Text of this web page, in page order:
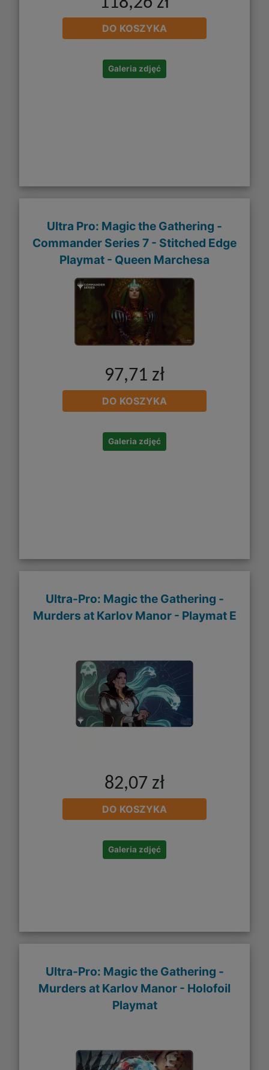
DO KOSZYKA
Galeria zdjęć
Ultra Pro: Magic the Gathering -
Commander Series 7 - Stitched Edge
Playmat - Queen Marchesa
97,71 zł
DO KOSZYKA
Galeria zdjęć
Ultra-Pro: Magic the Gathering -
Murders at Karlov Manor - Playmat E
82,07 zł
DO KOSZYKA
Galeria zdjęć
Ultra-Pro: Magic the Gathering -
Murders at Karlov Manor - Holofoil
Playmat